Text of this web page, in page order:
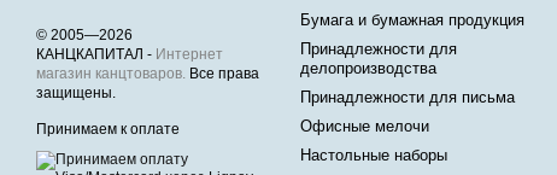
© 2005—2026
КАНЦКАПИТАЛ - Интернет
магазин канцтоваров. Все права
защищены.
Принимаем к оплате
Бумага и бумажная продукция
Принадлежности для
делопроизводства
Принадлежности для письма
Офисные мелочи
Настольные наборы